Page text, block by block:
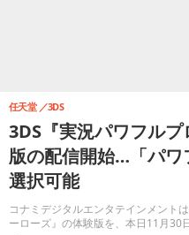
3DS『実況パワフル
版の配信開始…「パワ
選択可能
コナミデジタルエンタテインメント
ーローズ』の体験版を、本日11月30
任天堂 3DS